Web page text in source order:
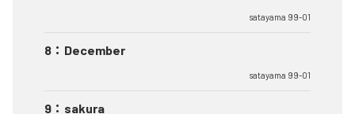
satayama 99-01
8 ： December
satayama 99-01
9 ： sakura